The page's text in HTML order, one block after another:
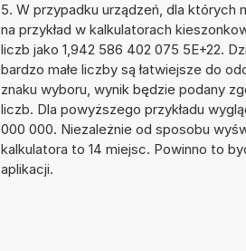
5. W przypadku urządzeń, dla których
na przykład w kalkulatorach
liczb jako 1,942 586 402 075 5E+22.
bardzo małe liczby są łatwiejsze do
znaku wyboru, wynik będzie podany
liczb. Dla powyższego przykładu
000 000. Niezależnie od sposobu
kalkulatora to 14 miejsc. Powinno to
aplikacji.